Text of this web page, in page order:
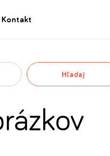
Kontakt
Hľadaj